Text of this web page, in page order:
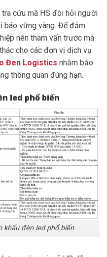
cứu mã HS đòi hỏi người
báo vững vàng. Để đảm
nên tham vấn trước mã
cho các đơn vị dịch vụ
Đen Logistics nhằm bảo
thông quan đúng hạn.
led phổ biến
khẩu đèn led phổ biến